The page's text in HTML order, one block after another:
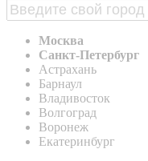
Москва
Санкт-Петербург
Астрахань
Барнаул
Владивосток
Волгоград
Воронеж
Екатеринбург